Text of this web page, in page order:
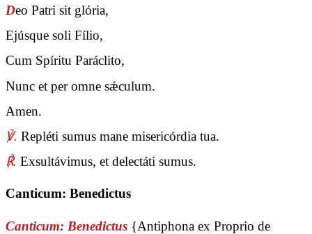
Deo Patri sit glória,
Ejúsque soli Fílio,
Cum Spíritu Paráclito,
Nunc et per omne sǽculum.
Amen.
℣. Repléti sumus mane misericórdia tua.
℟. Exsultávimus, et delectáti sumus.
Canticum: Benedictus
Canticum: Benedictus {Antiphona ex Proprio de